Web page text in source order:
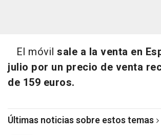
El móvil sale a la venta en
julio por un precio de venta
de 159 euros.
Últimas noticias sobre estos temas